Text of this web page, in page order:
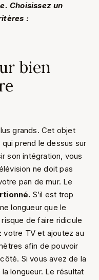
Choisissez un
:
bien
grands. Cet objet
prend le dessus sur
son intégration, vous
ne doit pas
pan de mur. Le
S’il est trop
longueur que le
de faire ridicule
TV et ajoutez au
afin de pouvoir
Si vous avez de la
longueur. Le résultat